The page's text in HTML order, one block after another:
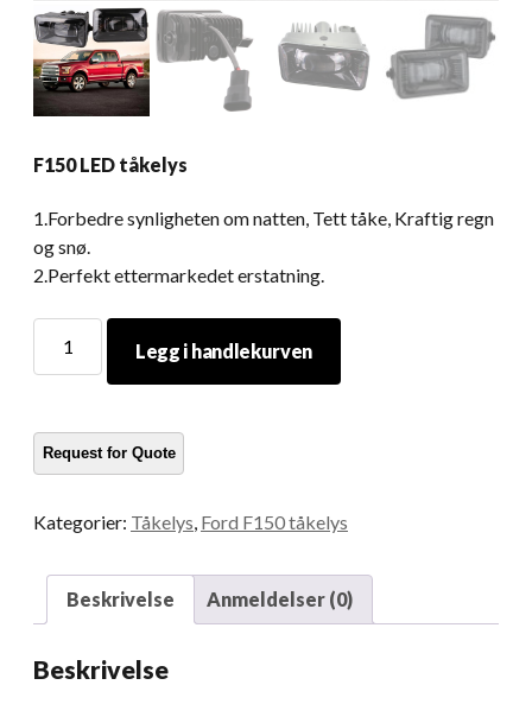
F150 LED tåkelys
1.Forbedre synligheten om natten, Tett tåke, Kraftig regn
og snø.
2.Perfekt ettermarkedet erstatning.
LED
Legg i handlekurven
Kategorier: Tåkelys Ford F150 tåkelys
Beskrivelse Anmeldelser (0)
Beskrivelse